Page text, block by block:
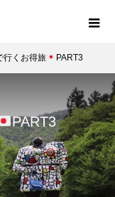
行くお得旅 PART3
PART3